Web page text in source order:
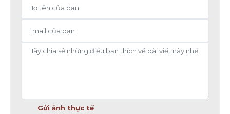
Gửi ảnh thực tế